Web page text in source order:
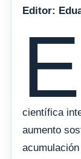
Editor:
E
científica
aumento